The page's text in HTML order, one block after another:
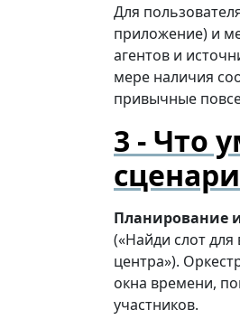
Для
приложение) и
агентов и
мере наличия
привычные
Что
Планирование
(«Найди слот
центра»).
окна времени,
участников.